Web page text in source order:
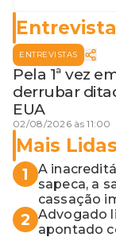
ENTREVISTAS
Pela 1ª vez
derrubar
EUA
02/08/2026 às 11:00
Mais Lidas
1
A
sapeca, a
cassação
vaga do
2 Advogado
apontado